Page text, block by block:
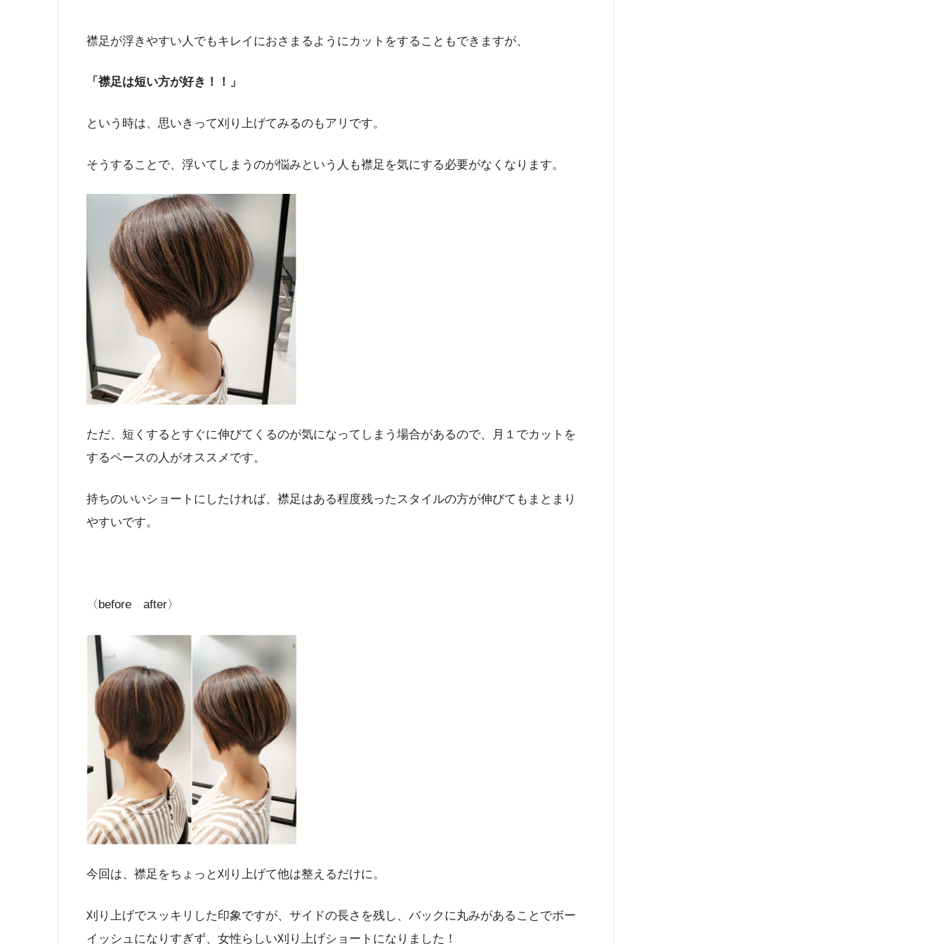
襟足が浮きやすい人でもキレイにおさまるようにカットをすることもできますが、
「襟足は短い方が好き！！」
という時は、思いきって刈り上げてみるのもアリです。
そうすることで、浮いてしまうのが悩みという人も襟足を気にする必要がなくなります。
ただ、短くするとすぐに伸びてくるのが気になってしまう場合があるので、月１でカットを
するペースの人がオススメです。
持ちのいいショートにしたければ、襟足はある程度残ったスタイルの方が伸びてもまとまり
やすいです。
〈before after〉
今回は、襟足をちょっと刈り上げて他は整えるだけに。
刈り上げでスッキリした印象ですが、サイドの長さを残し、バックに丸みがあることでボー
イッシュになりすぎず、女性らしい刈り上げショートになりました！